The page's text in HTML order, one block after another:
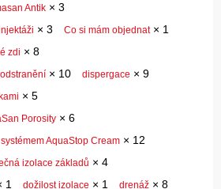
Antik × 3
× 3 Co si mám objednat× 1
zdi × 8
× 10 dispergace × 9
× 5
Porosity × 6
AquaStop Cream × 12
izolace základů × 4
1 dožilost izolace × 1 drenáž × 8